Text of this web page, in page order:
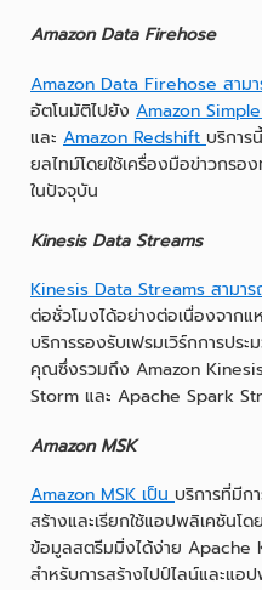
Amazon Data Firehose
Amazon Data Firehose สาม
อัตโนมัติไปยัง Amazon
และ Amazon Redshift บริการ
ยลไทม์โดยใช้เครื่องมือข่าวกร
ในปัจจุบัน
Kinesis Data Streams
Kinesis Data Streams สามาร
ต่อชั่วโมงได้อย่างต่อเนื่องจาก
บริการรองรับเฟรมเวิร์กการปร
คุณซึ่งรวมถึง Amazon
Storm และ Apache Spark
Amazon MSK
Amazon MSK เป็นบริการที่มี
สร้างและเรียกใช้แอปพลิเคชันโ
ข้อมูลสตรีมมิ่งได้ง่าย Apache
สำหรับการสร้างไปป์ไลน์และแ